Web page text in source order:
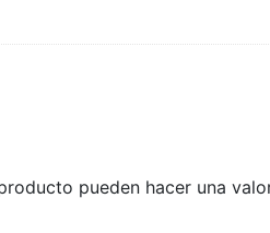
pueden hacer una